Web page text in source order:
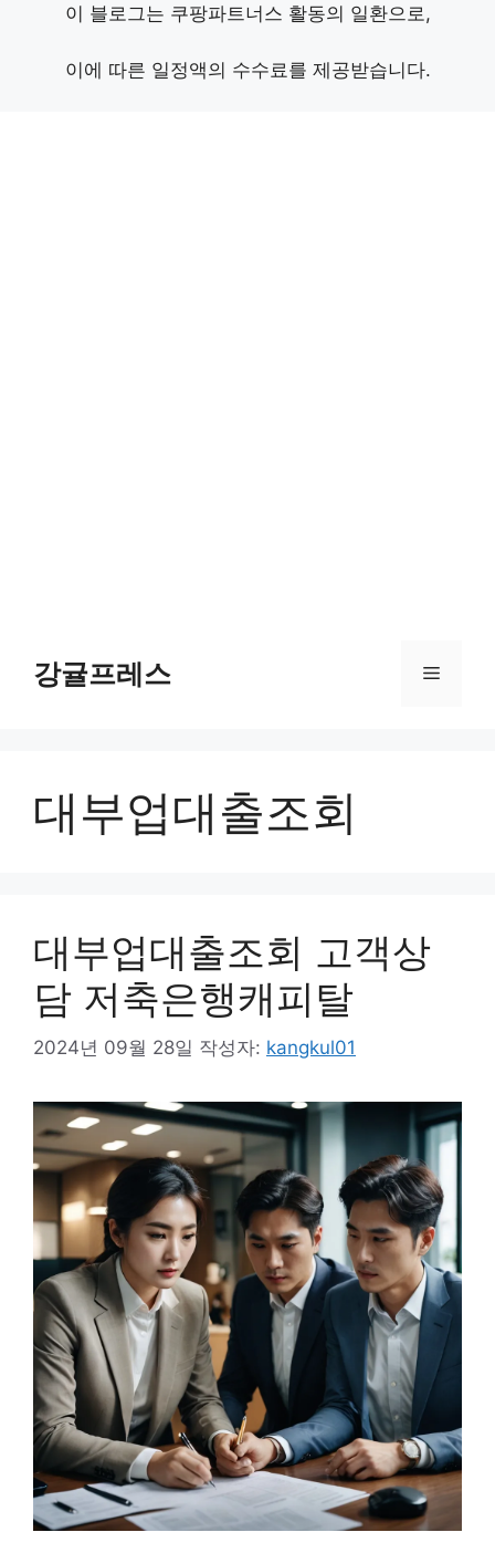
이 블로그는 쿠팡파트너스 활동의 일환으로,
이에 따른 일정액의 수수료를 제공받습니다.
강귤프레스 메
대부업대출조회
대부업대출조회 고객상
담 저축은행캐피탈
2024년 09월 28일 작성자: kangkul01